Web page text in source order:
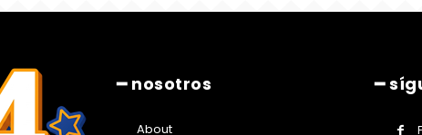
━ nosotros
About
━